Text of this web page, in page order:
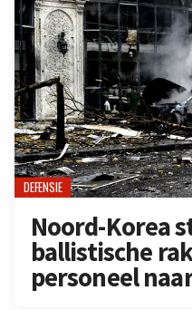
DEFENSIE
Noord-Korea
ballistische
personeel